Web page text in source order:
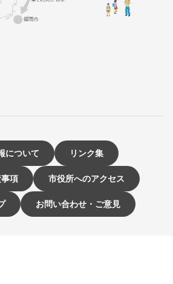
について リンク集
項 市役所へのアクセス
お問い合わせ・ご意見